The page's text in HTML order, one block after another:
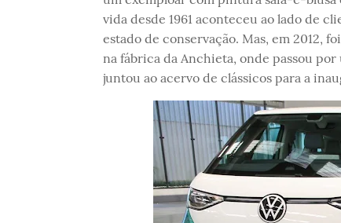
vida desde 1961 aconteceu ao lado de
estado de conservação. Mas, em 2012,
na fábrica da Anchieta, onde passou
juntou ao acervo de clássicos para a